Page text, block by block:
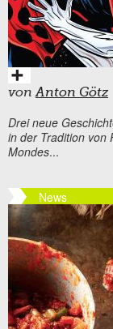
vonAnton Götz
Drei neue
in der Tradition von
Mondes...
News